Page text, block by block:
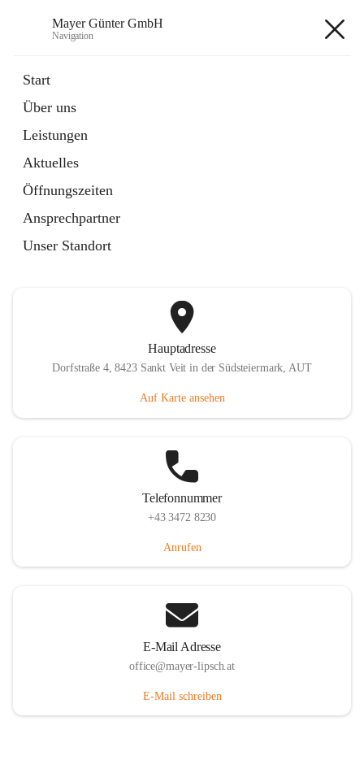
Mayer Günter GmbH
Navigation
Start
Über uns
Leistungen
Aktuelles
Öffnungszeiten
Ansprechpartner
Unser Standort
Artikel
in
Tab
TRANSPORTE
Artikel
öffnet
in
neuem
Tab
Hauptadresse
Dorfstraße 4, 8423 Sankt Veit in der Südsteiermark, AUT
Auf Karte ansehen
Telefonnummer
+43 3472 8230
Anrufen
E-Mail Adresse
office@mayer-lipsch.at
E-Mail schreiben